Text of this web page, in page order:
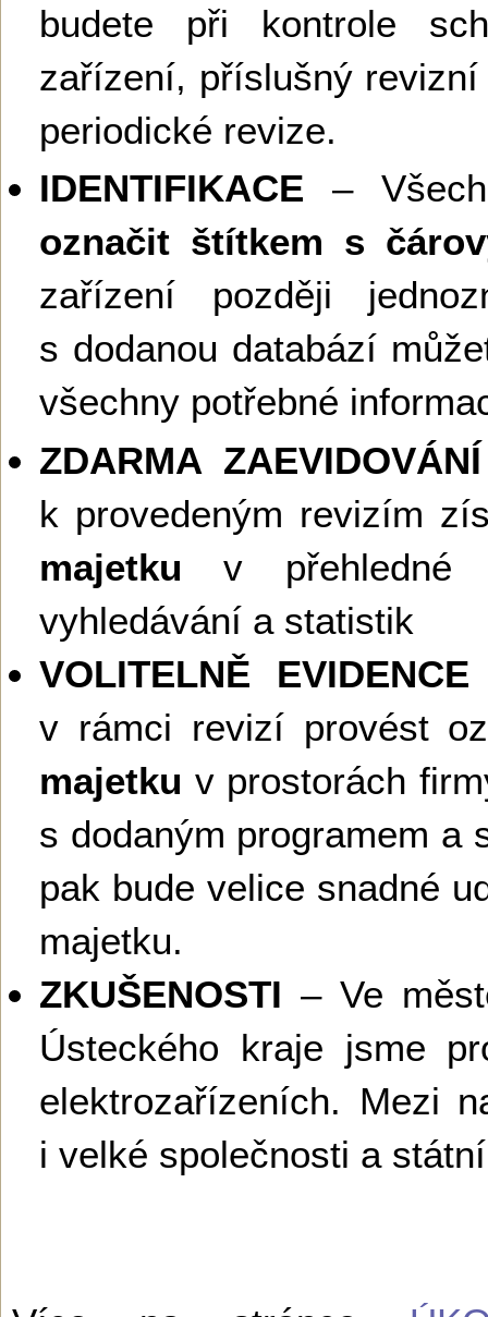
budete při kontrole
zařízení, příslušný
periodické revize.
IDENTIFIKACE –
označit štítkem s
zařízení později
s dodanou databází
všechny potřebné
ZDARMA
k provedeným revizím
majetku v přehledné
vyhledávání a statistik
VOLITELNĚ
v rámci revizí provést
majetku v prostorách
s dodaným programem a
pak bude velice snadné
majetku.
ZKUŠENOSTI – Ve
Ústeckého kraje jsme
elektrozařízeních. Mezi
i velké společnosti a